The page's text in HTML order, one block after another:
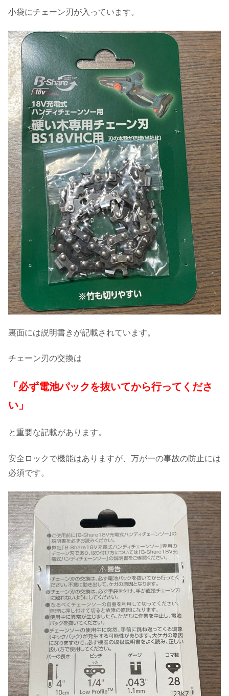
小袋にチェーン刃が入っています。
裏面には説明書きが記載されています。
チェーン刃の交換は
「必ず電池パックを抜いてから行ってくださ
い」
と重要な記載があります。
安全ロックで機能はありますが、万が一の事故の防止には
必須です。